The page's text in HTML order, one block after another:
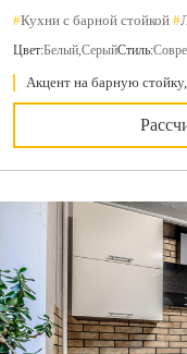
#Кухни с барной стойкой #
Цвет:Белый, СерыйСтиль:
Акцент на барную